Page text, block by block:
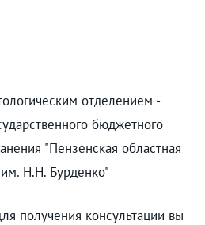
отделением -
бюджетного
"Пензенская областная
Н.Н. Бурденко"
получения консультации вы